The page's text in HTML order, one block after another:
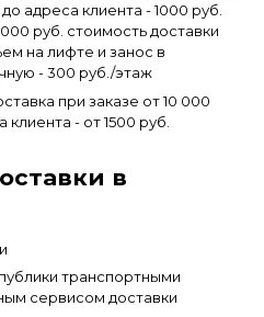
адреса клиента - 1000 руб.
руб. стоимость доставки
на лифте и занос в
- 300 руб./этаж
при заказе от 10 000
- от 1500 руб.
в
транспортными
сервисом доставки